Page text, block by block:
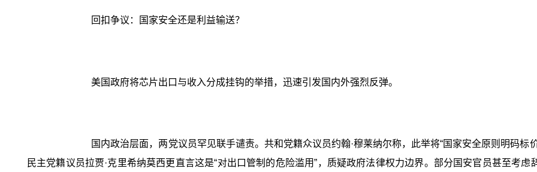
回扣争议：国家安全还是利益输送？
美国政府将芯片出口与收入分成挂钩的举措，迅速引发国内外强烈反弹。
国内政治层面，两党议员罕见联手谴责。共和党籍众议员约翰·穆莱纳尔称，此举将“国家安全原则明码标
民主党籍议员拉贾·克里希纳莫西更直言这是“对出口管制的危险滥用”，质疑政府法律权力边界。部分国安官员甚至考